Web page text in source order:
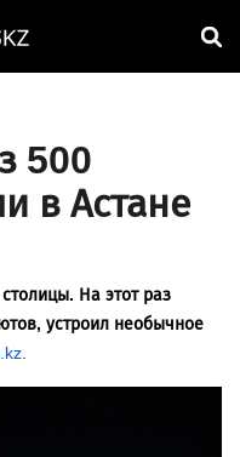
500
в Астане
На этот раз
устроил необычное
.